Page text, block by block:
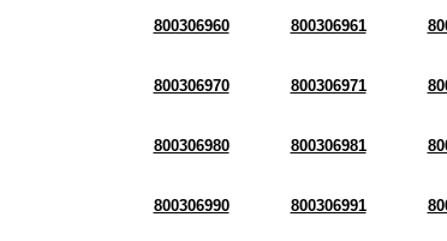
800306960 800306961
800306970 800306971
800306980 800306981
800306990 800306991